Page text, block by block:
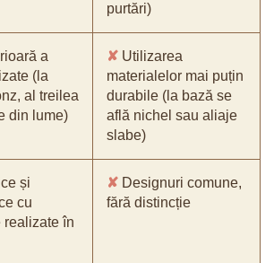
purtări)
a
(la
al treilea
din lume)
✘ Utilizarea
materialelor mai puțin
durabile (la bază se
află nichel sau aliaje
slabe)
și
cu
realizate în
✘ Designuri comune,
fără distincție